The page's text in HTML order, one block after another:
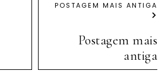
POSTAGEM MAIS ANTIGA
Postagem mais
antiga